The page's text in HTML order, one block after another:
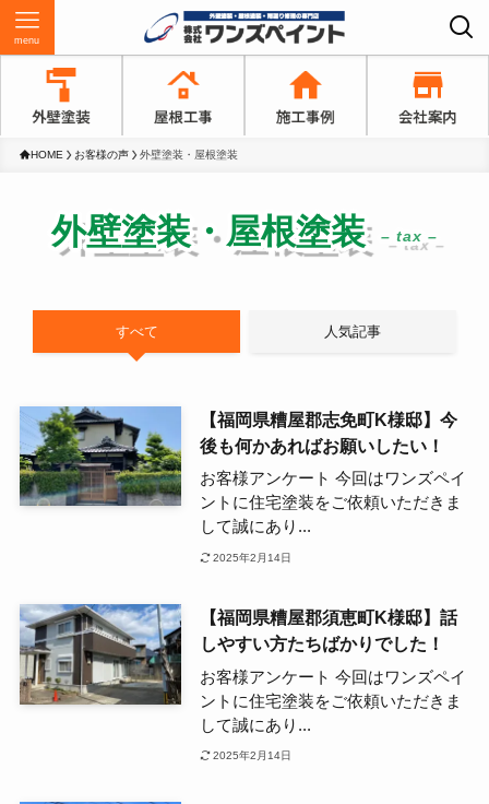
menu
HOME お客様の声 外壁塗装・屋根塗装
外壁塗装・屋根塗装 – tax –
すべて 人気記事
【福岡県糟屋郡志免町K様邸】今
後も何かあればお願いしたい！
お客様アンケート 今回はワンズペイ
ントに住宅塗装をご依頼いただきま
して誠にあり...
2025年2月14日
【福岡県糟屋郡須恵町K様邸】話
しやすい方たちばかりでした！
お客様アンケート 今回はワンズペイ
ントに住宅塗装をご依頼いただきま
して誠にあり...
2025年2月14日